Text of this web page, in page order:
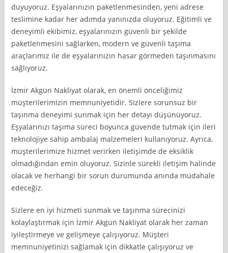
duyuyoruz. Eşyalarınızın paketlenmesinden, yeni adrese
teslimine kadar her adımda yanınızda oluyoruz. Eğitimli ve
deneyimli ekibimiz, eşyalarınızın güvenli bir şekilde
paketlenmesini sağlarken, modern ve güvenli taşıma
araçlarımız ile de eşyalarınızın hasar görmeden taşınmasını
sağlıyoruz.
İzmir Akgün Nakliyat olarak, en önemli önceliğimiz
müşterilerimizin memnuniyetidir. Sizlere sorunsuz bir
taşınma deneyimi sunmak için her detayı düşünüyoruz.
Eşyalarınızı taşıma süreci boyunca güvende tutmak için ileri
teknolojiye sahip ambalaj malzemeleri kullanıyoruz. Ayrıca,
müşterilerimize hizmet verirken iletişimde de eksiklik
olmadığından emin oluyoruz. Sizinle sürekli iletişim halinde
olacak ve herhangi bir sorun durumunda anında müdahale
edeceğiz.
Sizlere en iyi hizmeti sunmak ve taşınma sürecinizi
kolaylaştırmak için İzmir Akgün Nakliyat olarak her zaman
iyileştirmeye ve gelişmeye çalışıyoruz. Müşteri
memnuniyetinizi sağlamak için dikkatle çalışıyoruz ve